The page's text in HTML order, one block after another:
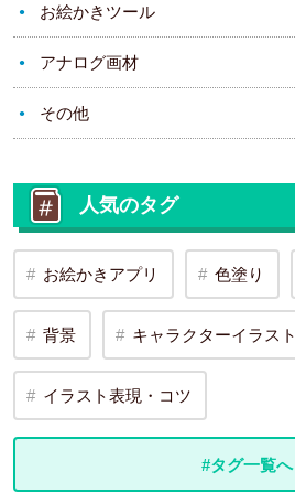
お絵かきツール
アナログ画材
その他
人気のタグ
お絵かきアプリ 色塗り
背景 キャラクターイラスト
イラスト表現・コツ
#タグ一覧へ